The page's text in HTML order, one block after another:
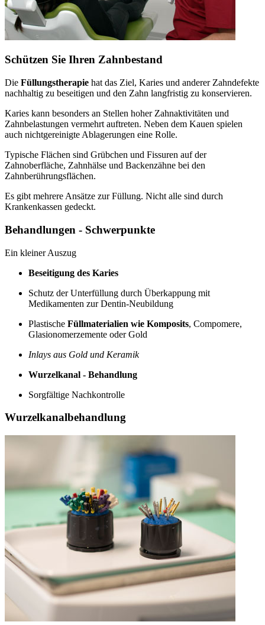
Schützen Sie Ihren Zahnbestand
Die Füllungstherapie hat das Ziel, Karies und anderer Zahndefekte
nachhaltig zu beseitigen und den Zahn langfristig zu konservieren.
Karies kann besonders an Stellen hoher Zahnaktivitäten und
Zahnbelastungen vermehrt auftreten. Neben dem Kauen spielen
auch nichtgereinigte Ablagerungen eine Rolle.
Typische Flächen sind Grübchen und Fissuren auf der
Zahnoberfläche, Zahnhälse und Backenzähne bei den
Zahnberührungsflächen.
Es gibt mehrere Ansätze zur Füllung. Nicht alle sind durch
Krankenkassen gedeckt.
Behandlungen - Schwerpunkte
Ein kleiner Auszug
Beseitigung des Karies
Schutz der Unterfüllung durch Überkappung mit
Medikamenten zur Dentin-Neubildung
Plastische Füllmaterialien wie Komposits, Compomere,
Glasionomerzemente oder Gold
Inlays aus Gold und Keramik
Wurzelkanal - Behandlung
Sorgfältige Nachkontrolle
Wurzelkanalbehandlung